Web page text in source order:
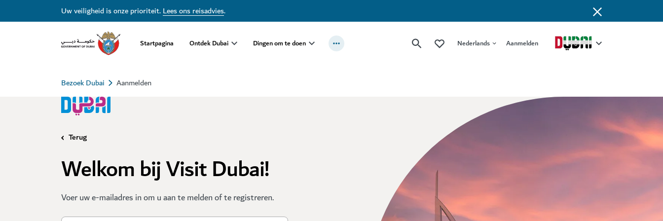
Uw veiligheid is onze prioriteit.Lees ons reisadvies.
Startpagina Ontdek Dubai Dingen om te doen Nederlands Aanmelden
Bezoek Dubai Aanmelden
Terug
Welkom bij Visit Dubai!
Voer uw e-mailadres in om u aan te melden of te registreren.